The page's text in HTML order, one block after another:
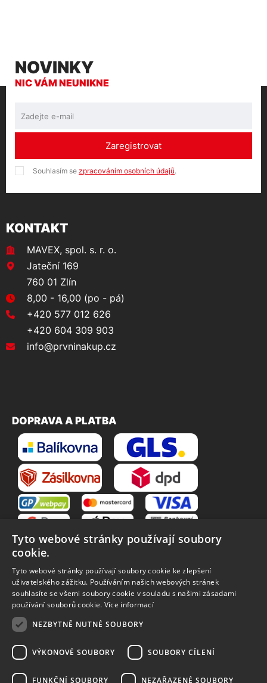
NOVINKY
NIC VÁM NEUNIKNE
Zaregistrovat
Souhlasím se zpracováním osobních údajů.
KONTAKT
MAVEX, spol. s. r. o.
Jateční 169
760 01 Zlín
8,00 - 16,00 (po - pá)
+420 577 012 626
+420 604 309 903
info@prvninakup.cz
DOPRAVA A PLATBA
VŠE O NÁKUPU
O nás
Obchodní podmínky
Reklamační řád
Vrácení zboží
Zpracování osobních údajů
Způsoby dopravy
Tyto webové stránky používají soubory
cookie.
Tyto webové stránky používají soubory cookie ke zlepšení
uživatelského zážitku. Používáním našich webových stránek
souhlasíte se všemi soubory cookie v souladu s našimi zásadami
používání souborů cookie. Více informací
NEZBYTNĚ NUTNÉ SOUBORY
VÝKONOVÉ SOUBORY SOUBORY CÍLENÍ
FUNKČNÍ SOUBORY NEZAŘAZENÉ SOUBORY